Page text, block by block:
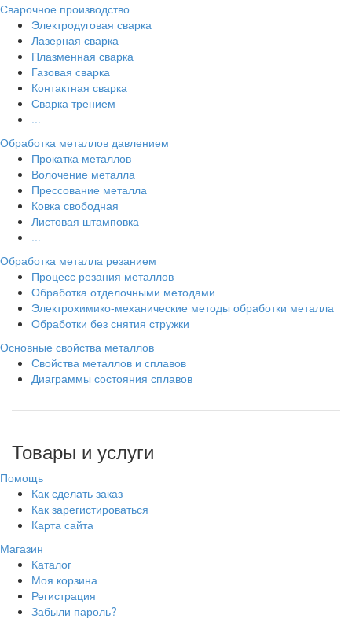
Сварочное производство
Электродуговая сварка
Лазерная сварка
Плазменная сварка
Газовая сварка
Контактная сварка
Сварка трением
...
Обработка металлов давлением
Прокатка металлов
Волочение металла
Прессование металла
Ковка свободная
Листовая штамповка
...
Обработка металла резанием
Процесс резания металлов
Обработка отделочными методами
Электрохимико-механические методы обработки металла
Обработки без снятия стружки
Основные свойства металлов
Свойства металлов и сплавов
Диаграммы состояния сплавов
Товары и услуги
Помощь
Как сделать заказ
Как зарегистироваться
Карта сайта
Магазин
Каталог
Моя корзина
Регистрация
Забыли пароль?